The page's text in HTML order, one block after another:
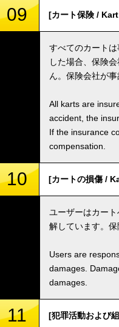
09 [カート保険 /
すべてのカート
した場合、保険
ん。保険会社が
All karts are
accident, the
If the insurance
compensation.
10 [カートの損傷 /
ユーザーはカー
解しています。
Users are
damages.
damages.
11 [犯罪活動および